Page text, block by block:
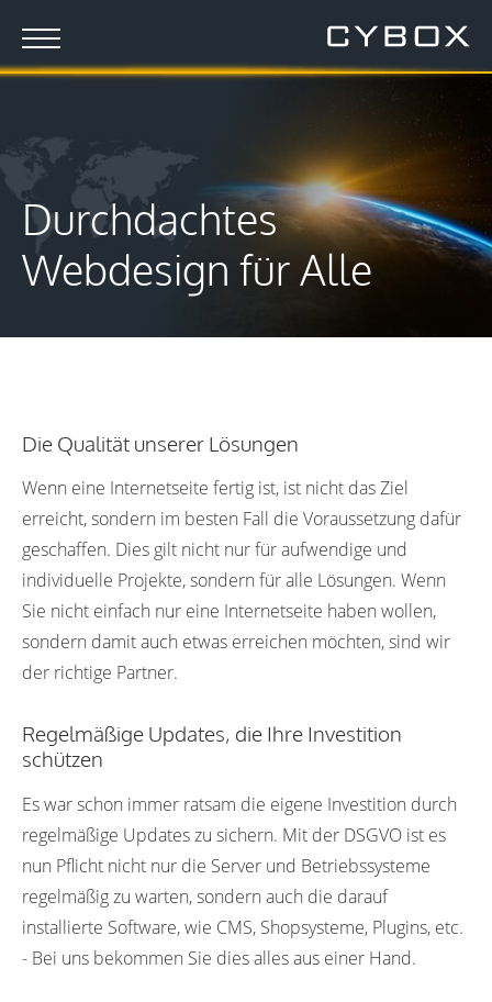
Durchdachtes
Webdesign für Alle
Die Qualität unserer Lösungen
Wenn eine Internetseite fertig ist, ist nicht das Ziel
erreicht, sondern im besten Fall die Voraussetzung dafür
geschaffen. Dies gilt nicht nur für aufwendige und
individuelle Projekte, sondern für alle Lösungen. Wenn
Sie nicht einfach nur eine Internetseite haben wollen,
sondern damit auch etwas erreichen möchten, sind wir
der richtige Partner.
Regelmäßige Updates, die Ihre Investition
schützen
Es war schon immer ratsam die eigene Investition durch
regelmäßige Updates zu sichern. Mit der DSGVO ist es
nun Pflicht nicht nur die Server und Betriebssysteme
regelmäßig zu warten, sondern auch die darauf
installierte Software, wie CMS, Shopsysteme, Plugins, etc.
- Bei uns bekommen Sie dies alles aus einer Hand.